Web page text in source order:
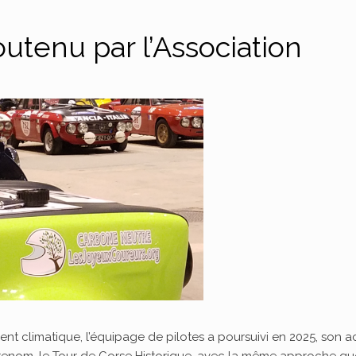
par l’Association
climatique, l’équipage de pilotes a poursuivi en 2025, son